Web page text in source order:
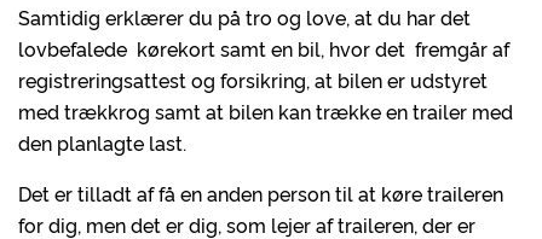
Samtidig erklærer du på tro og love, at du har det
lovbefalede kørekort samt en bil, hvor det fremgår af
registreringsattest og forsikring, at bilen er udstyret
med trækkrog samt at bilen kan trække en trailer med
den planlagte last.
Det er tilladt af få en anden person til at køre traileren
for dig, men det er dig, som lejer af traileren, der er